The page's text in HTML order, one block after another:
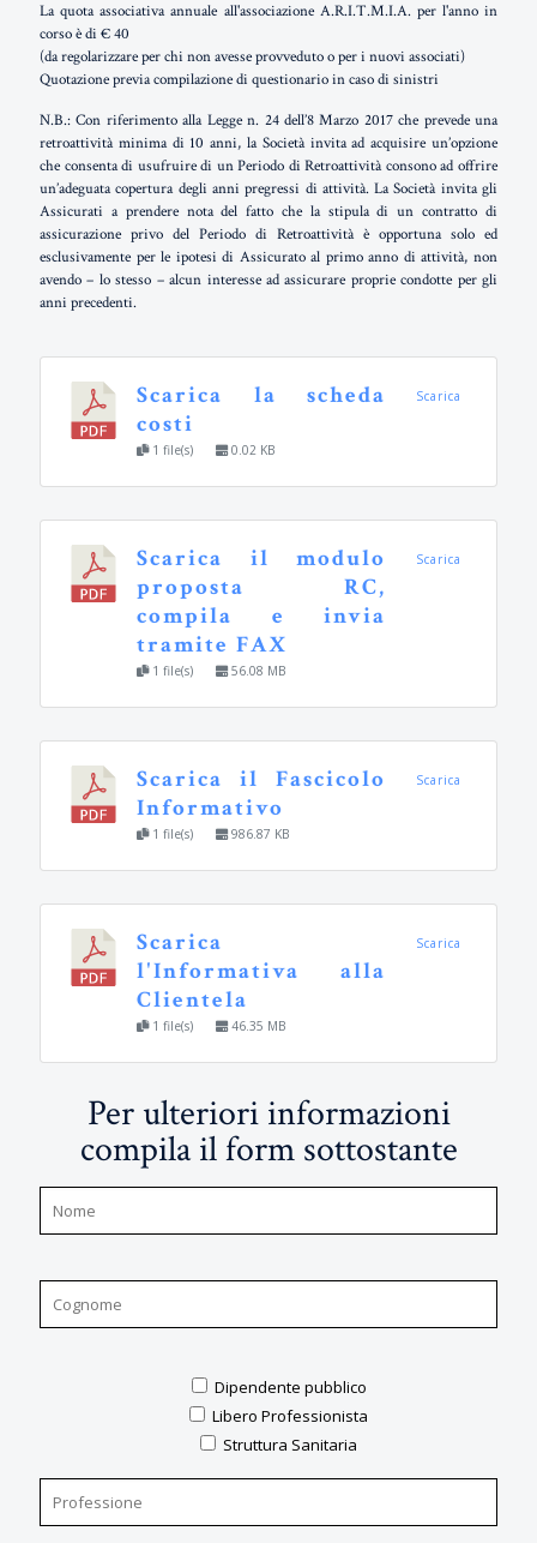
La quota associativa annuale all'associazione A.R.I.T.M.I.A. per l'anno in
corso è di € 40
(da regolarizzare per chi non avesse provveduto o per i nuovi associati)
Quotazione previa compilazione di questionario in caso di sinistri
N.B.: Con riferimento alla Legge n. 24 dell’8 Marzo 2017 che prevede una
retroattività minima di 10 anni, la Società invita ad acquisire un’opzione
che consenta di usufruire di un Periodo di Retroattività consono ad offrire
un’adeguata copertura degli anni pregressi di attività. La Società invita gli
Assicurati a prendere nota del fatto che la stipula di un contratto di
assicurazione privo del Periodo di Retroattività è opportuna solo ed
esclusivamente per le ipotesi di Assicurato al primo anno di attività, non
avendo – lo stesso – alcun interesse ad assicurare proprie condotte per gli
anni precedenti.
Scarica la scheda
costi
1 file(s) 0.02 KB
Scarica
Scarica il modulo
proposta RC,
compila e invia
tramite FAX
1 file(s) 56.08 MB
Scarica
Scarica il Fascicolo
Informativo
1 file(s) 986.87 KB
Scarica
Scarica
l'Informativa alla
Clientela
1 file(s) 46.35 MB
Scarica
Per ulteriori informazioni
compila il form sottostante
Dipendente pubblico
Libero Professionista
Struttura Sanitaria